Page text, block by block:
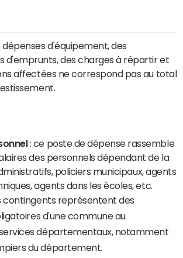
dépenses d'équipement, des
d'emprunts, des charges à répartir et
affectées ne correspond pas au total
: ce poste de dépense rassemble
des personnels dépendant de la
policiers municipaux, agents
agents dans les écoles, etc.
contingents représentent des
d'une commune au
départementaux, notamment
du département.